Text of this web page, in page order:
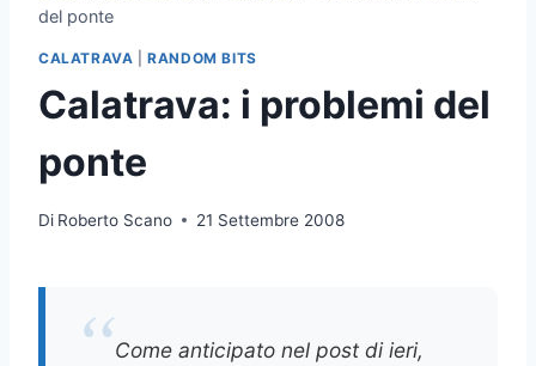
del ponte
CALATRAVA |RANDOM BITS
Calatrava: i problemi del
ponte
Di Roberto Scano 21 Settembre 2008
Come anticipato nel post di ieri,